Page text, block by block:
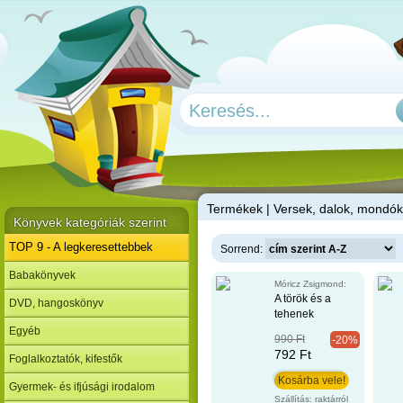
Termékek | Versek, dalok,
Sorrend:
Móricz Zsigmond:
A török és a
tehenek
990 Ft
792 Ft
-20%
Szállítás: raktárról
Könyvek kategóriák szerint
TOP 9 - A legkeresettebbek
Babakönyvek
DVD, hangoskönyv
Egyéb
Foglalkoztatók, kifestők
Gyermek- és ifjúsági irodalom